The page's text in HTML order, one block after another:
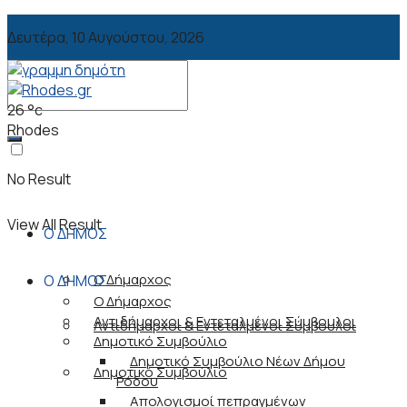
Δευτέρα, 10 Αυγούστου, 2026
No Result
View All Result
26°c
Rhodes
Ο ΔΗΜΟΣ
Ο Δήμαρχος
Αντιδήμαρχοι & Εντεταλμένοι Σύμβουλοι
Δημοτικό Συμβούλιο
Ο ΔΗΜΟΣ
Ο Δήμαρχος
Αντιδήμαρχοι & Εντεταλμένοι Σύμβουλοι
Δημοτικό Συμβούλιο
Δημοτικό Συμβούλιο Νέων Δήμου
Ρόδου
Απολογισμοί πεπραγμένων